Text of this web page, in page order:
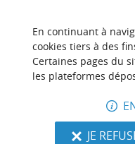
Café
En continuant à
cookies tiers à des
Certaines pages du
les plateformes
JE